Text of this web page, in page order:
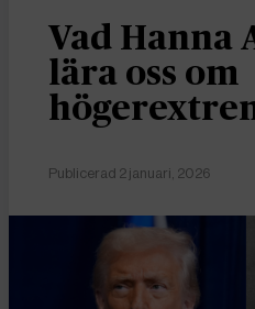
Vad Hanna
lära oss om
Publicerad 2 januari, 2026